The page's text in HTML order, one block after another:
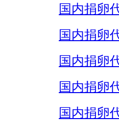
国内捐卵
国内捐卵
国内捐卵
国内捐卵
国内捐卵